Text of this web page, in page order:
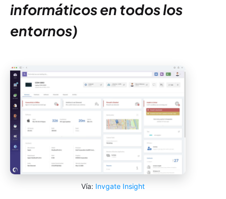
informáticos en todos los
entornos)
Vía: Invgate Insight